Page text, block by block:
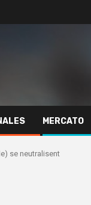
MERCATO
se neutralisent